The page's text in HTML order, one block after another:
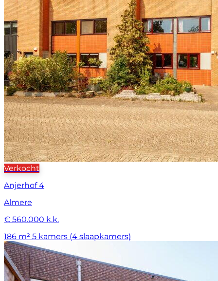
Verkocht
Anjerhof 4
Almere
€ 560.000 k.k.
186 m² 5 kamers (4 slaapkamers)